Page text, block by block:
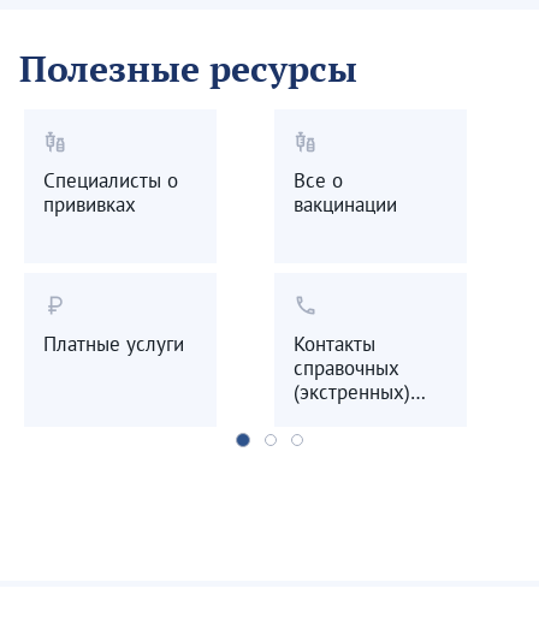
Полезные ресурсы
vaccines
Специалисты о
прививках
vaccines
Все о
вакцинации
currency_ruble
Платные услуги
call
Контакты
справочных
(экстренных)